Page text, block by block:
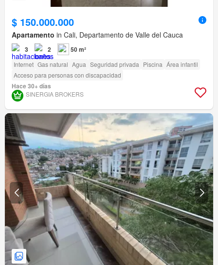
$ 150.000.000
Apartamento in Cali, Departamento de Valle del Cauca
3 2 50 m²
Internet Gas natural Agua Seguridad privada Piscina Área infantil
Acceso para personas con discapacidad
Hace 30+ días
SINERGIA BROKERS